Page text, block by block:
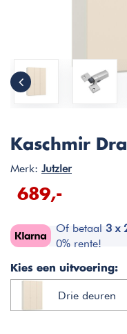
Kaschmir
Merk: Jutzler
689,-
Of betaal 3 x
0% rente!
Kies een uitvoering:
Drie deuren